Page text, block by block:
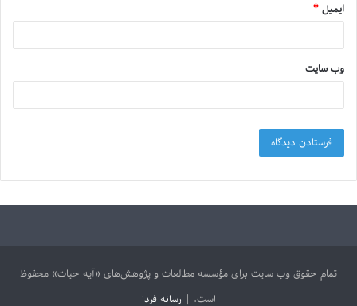
ایمیل*
وب‌ سایت
تمام حقوق وب سایت برای مؤسسه مطالعات و پژوهش‌های «آیه حیات» محفوظ
است. | رسانه فردا